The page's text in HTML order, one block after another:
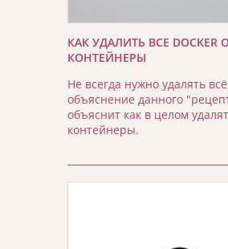
КАК УДАЛИТЬ ВСЕ DOCKER
КОНТЕЙНЕРЫ
Не всегда нужно удалять
объяснение данного
объяснит как в целом
контейнеры.